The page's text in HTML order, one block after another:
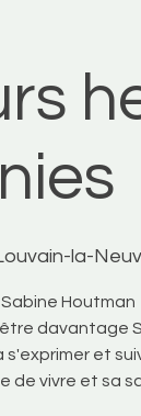
la-
Houtman
davantage
et
de vivre et sa